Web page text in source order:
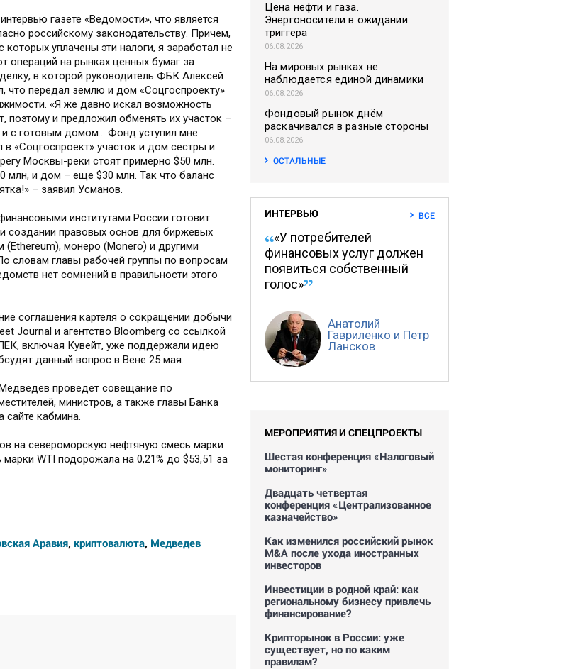
газете «Ведомости», что является
российскому законодательству. Причем,
уплачены эти налоги, я заработал не
операций на рынках ценных бумаг за
в которой руководитель ФБК Алексей
что передал землю и дом «Соцгоспроекту»
«Я же давно искал возможность
поэтому и предложил обменять их участок –
и с готовым домом... Фонд уступил мне
«Соцгоспроект» участок и дом сестры и
Москвы-реки стоят примерно $50 млн.
млн, и дом – еще $30 млн. Так что баланс
– заявил Усманов.
институтами России готовит
создании правовых основ для биржевых
монеро (Monero) и другими
словам главы рабочей группы по вопросам
нет сомнений в правильности этого
соглашения картеля о сокращении добычи
Journal и агентство Bloomberg со ссылкой
включая Кувейт, уже поддержали идею
данный вопрос в Вене 25 мая.
проведет совещание по
министров, а также главы Банка
сайте кабмина.
на североморскую нефтяную смесь марки
WTI подорожала на 0,21% до $53,51 за
Аравия, криптовалюта, Медведев
Цена нефти и газа.
Энергоносители в ожидании
триггера
06.08.2026
На мировых рынках не
наблюдается единой динамики
06.08.2026
Фондовый рынок днём
раскачивался в разные стороны
06.08.2026
ОСТАЛЬНЫЕ
ИНТЕРВЬЮ ВСЕ
«У потребителей
финансовых услуг должен
появиться собственный
голос»
Анатолий
Гавриленко и Петр
Лансков
МЕРОПРИЯТИЯ И СПЕЦПРОЕКТЫ
Шестая конференция «Налоговый
мониторинг»
Двадцать четвертая
конференция «Централизованное
казначейство»
Как изменился российский рынок
M&A после ухода иностранных
инвесторов
Инвестиции в родной край: как
региональному бизнесу привлечь
финансирование?
Крипторынок в России: уже
существует, но по каким
правилам?